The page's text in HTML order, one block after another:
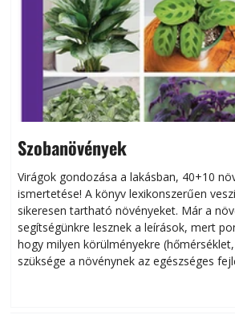
Szobanövények
Virágok gondozása a lakásban, 40+10
ismertetése! A könyv lexikonszerűen
sikeresen tart­ha­tó növényeket. Már a
segítségünkre lesznek a leírások, mert
hogy milyen körülményekre
szüksége a növénynek az egészséges